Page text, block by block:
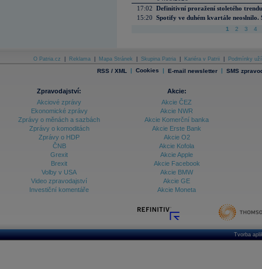
17:02 Definitivní proražení stoletého
15:20 Spotify ve duhém kvartále neoslnilo.
1 2 3 4
O Patria.cz Reklama Mapa Stránek Skupina Patria Kariéra v Patrii Podmínky
RSS / XML | Cookies | E-mail newsletter | SMS
Zpravodajství:
Akciové zprávy
Ekonomické zprávy
Zprávy o měnách a sazbách
Zprávy o komoditách
Zprávy o HDP
ČNB
Grexit
Brexit
Volby v USA
Video zpravodajství
Investiční komentáře
Akcie:
Akcie ČEZ
Akcie NWR
Akcie Komerční banka
Akcie Erste Bank
Akcie O2
Akcie Kofola
Akcie Apple
Akcie Facebook
Akcie BMW
Akcie GE
Akcie Moneta
Tvorba